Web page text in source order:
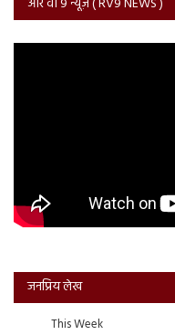
जनप्रिय लेख
This Week